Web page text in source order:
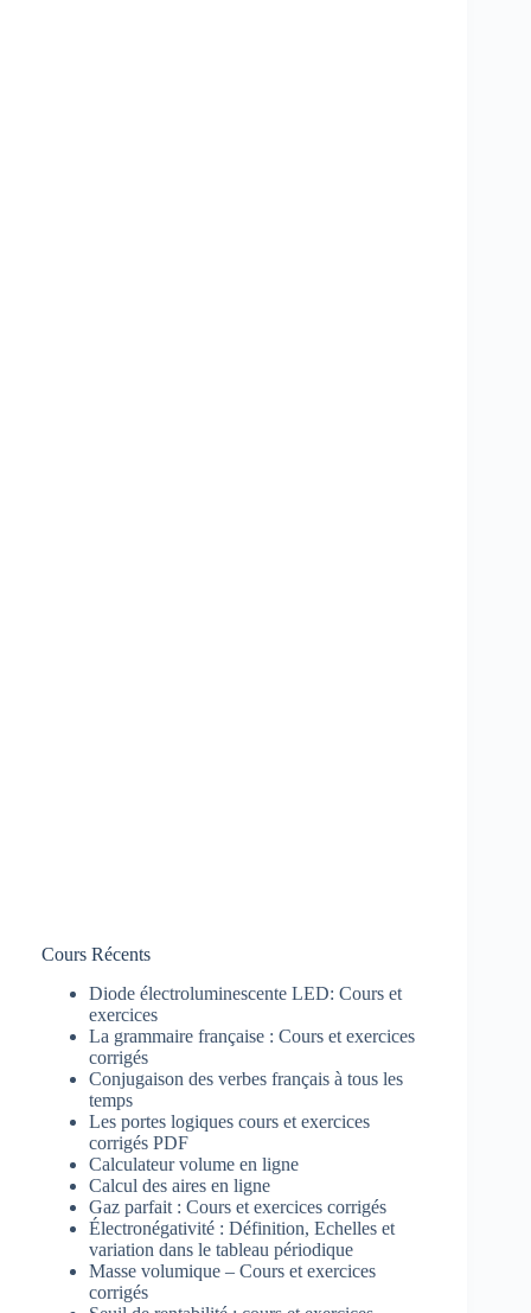
Cours Récents
Diode électroluminescente LED: Cours et
exercices
La grammaire française : Cours et exercices
corrigés
Conjugaison des verbes français à tous les
temps
Les portes logiques cours et exercices
corrigés PDF
Calculateur volume en ligne
Calcul des aires en ligne
Gaz parfait : Cours et exercices corrigés
Électronégativité : Définition, Echelles et
variation dans le tableau périodique
Masse volumique – Cours et exercices
corrigés